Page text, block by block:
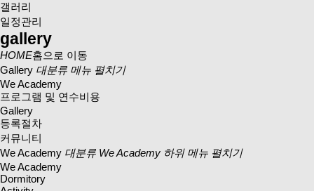
갤러리
일정관리
gallery
HOME홈으로 이동
Gallery 대분류 메뉴 펼치기
We Academy
프로그램 및 연수비용
Gallery
등록절차
커뮤니티
We Academy 대분류 We Academy 하위 메뉴 펼치기
We Academy
Dormitory